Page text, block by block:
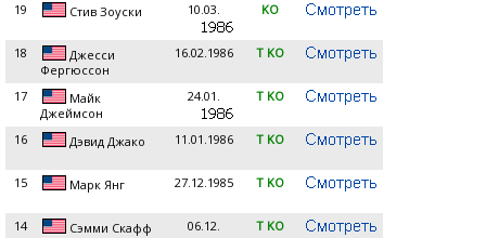
19 Стив Зоуски 10.03. KO
18
Джесси
Фергюссон
16.02.1986 T KO
17
Майк
Джеймсон
24.01. T KO
16 Дэвид Джако 11.01.1986 T KO
15 Марк Янг 27.12.1985 T KO
14 Сэмми Скафф 06.12. T KO